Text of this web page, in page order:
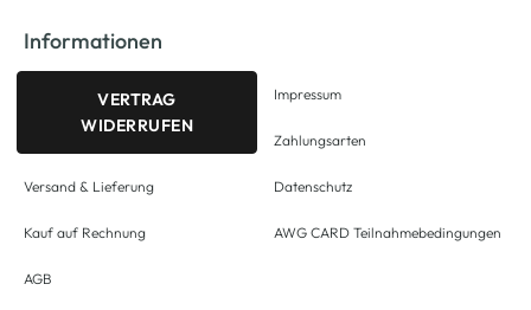
Informationen
VERTRAG
WIDERRUFEN
Versand & Lieferung
Kauf auf Rechnung
AGB
Impressum
Zahlungsarten
Datenschutz
AWG CARD Teilnahmebedingungen